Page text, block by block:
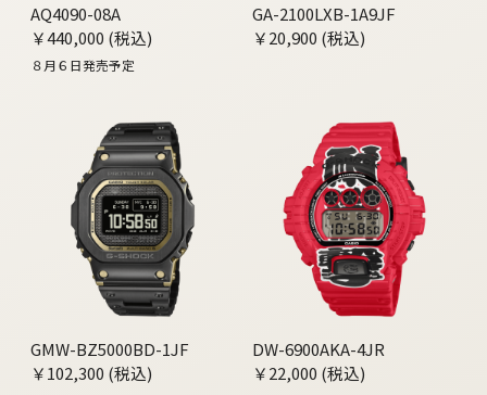
AQ4090-08A
￥440,000 (税込)
８月６日発売予定
GA-2100LXB-1A9JF
￥20,900 (税込)
GMW-BZ5000BD-1JF
￥102,300 (税込)
DW-6900AKA-4JR
￥22,000 (税込)